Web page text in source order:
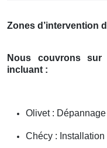
Zones d’intervention
Nous couvrons sur
incluant :
Olivet :
Chécy : Installation